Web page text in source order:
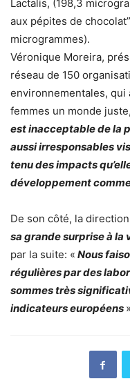
Lactalis, (198,3
aux pépites de
microgrammes).
Véronique Moreira,
réseau de 150
environnementales,
femmes un monde
est inacceptable de la
aussi irresponsables
tenu des impacts
développement
De son côté, la
sa grande surprise à la
par la suite: « Nous
régulières par des
sommes très
indicateurs européens